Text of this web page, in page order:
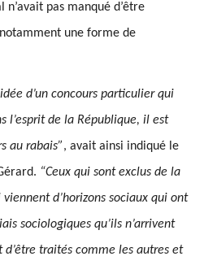
pas manqué d’être
une forme de
d’un concours particulier qui
l’esprit de la République, il est
au rabais”, avait ainsi indiqué le
“Ceux qui sont exclus de la
d’horizons sociaux qui ont
sociologiques qu’ils n’arrivent
traités comme les autres et